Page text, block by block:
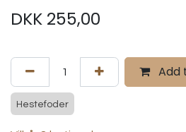
DKK 255,00
Add
Hestefoder